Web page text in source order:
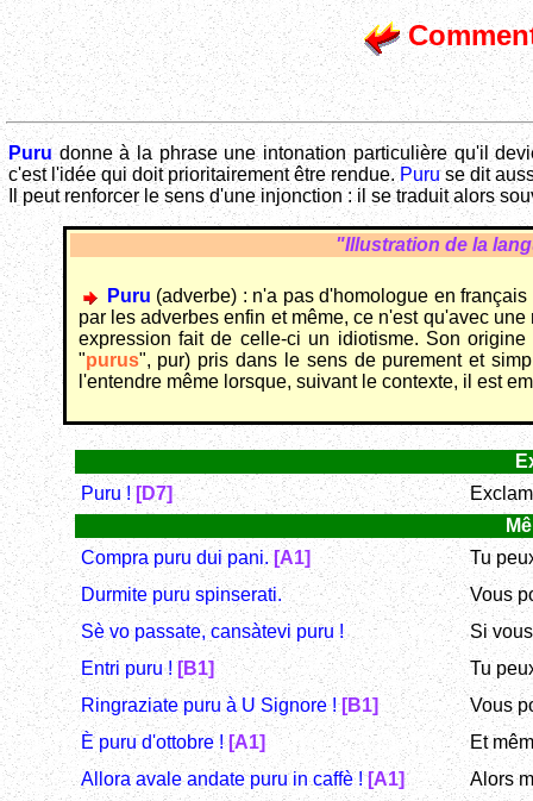
Puru donne à la phrase une intonation particulière qu'il
c'est l'idée qui doit prioritairement être rendue. Puruse dit
Il peut renforcer le sens d'une injonction : il se traduit alors
"Illustration de la
Puru (adverbe) : n'a pas d'homologue en
par les adverbes enfin et même, ce n'est qu'avec
expression fait de celle-ci un idiotisme. Son
"purus", pur) pris dans le sens de purement et
l'entendre même lorsque, suivant le contexte, il est
Puru ![D7]
Compra puru dui pani. [A1]
Tu
Durmite puru spinserati.
Vous
Sè vo passate, cansàtevi puru !
Si
Entri puru ![B1]
Tu
Ringraziate puru à U Signore ! [B1]
Vous
È puru d'ottobre ![A1]
Et
Allora avale andate puru in caffè ![A1]
Alors